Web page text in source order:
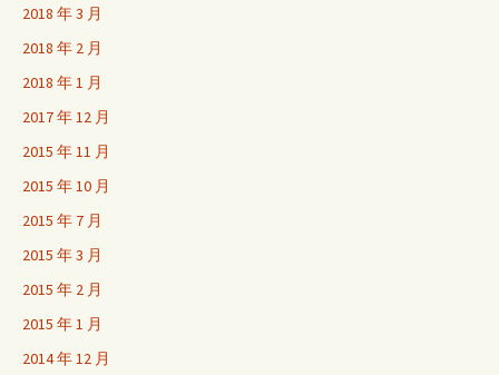
2018 年 3 月
2018 年 2 月
2018 年 1 月
2017 年 12 月
2015 年 11 月
2015 年 10 月
2015 年 7 月
2015 年 3 月
2015 年 2 月
2015 年 1 月
2014 年 12 月